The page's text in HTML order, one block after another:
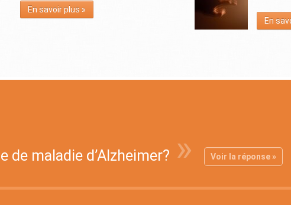
En savoir plus »
En
de maladie d’Alzheimer? » Voir la réponse »